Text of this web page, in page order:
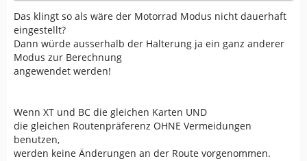
Das klingt so als wäre der Motorrad Modus nicht dauerhaft
eingestellt?
Dann würde ausserhalb der Halterung ja ein ganz anderer
Modus zur Berechnung
angewendet werden!
Wenn XT und BC die gleichen Karten UND
die gleichen Routenpräferenz OHNE Vermeidungen
benutzen,
werden keine Änderungen an der Route vorgenommen.